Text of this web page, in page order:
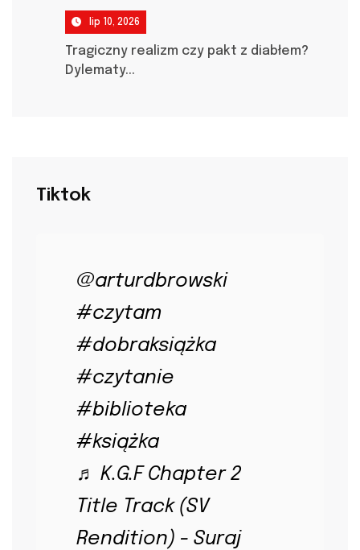
lip 10, 2026
Tragiczny realizm czy pakt z diabłem?
Dylematy...
Tiktok
@arturdbrowski
#czytam
#dobraksiążka
#czytanie
#biblioteka
#książka
♬ K.G.F Chapter 2
Title Track (SV
Rendition) - Suraj